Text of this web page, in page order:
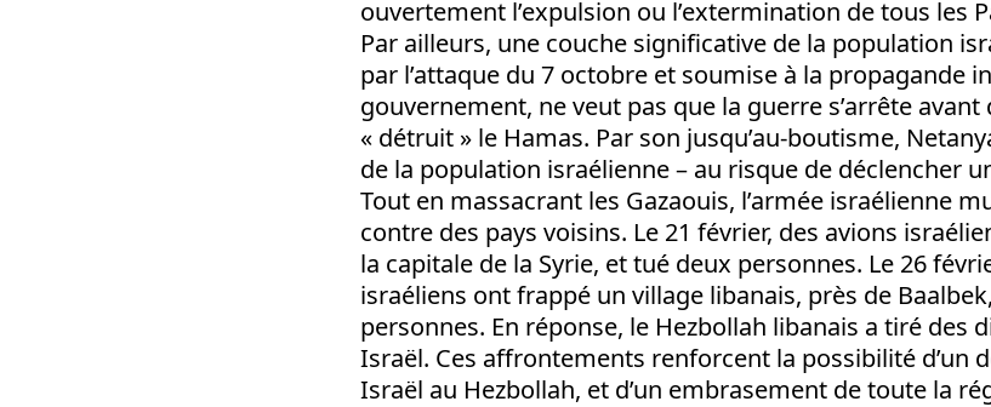
ouvertement l’expulsion ou l’extermination de tous les
Par ailleurs, une couche significative de la population
par l’attaque du 7 octobre et soumise à la propagande
gouvernement, ne veut pas que la guerre s’arrête
« détruit » le Hamas. Par son jusqu’au-boutisme,
de la population israélienne – au risque de déclencher
Tout en massacrant les Gazaouis, l’armée israélienne
contre des pays voisins. Le 21 février, des avions
la capitale de la Syrie, et tué deux personnes. Le 26
israéliens ont frappé un village libanais, près de
personnes. En réponse, le Hezbollah libanais a tiré des
Israël. Ces affrontements renforcent la possibilité d’un
Israël au Hezbollah, et d’un embrasement de toute la